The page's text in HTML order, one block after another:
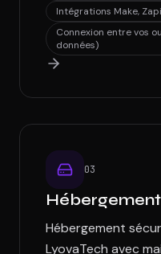
Intégrations Make,
Connexion entre vos
données)
03
Hébergement
Hébergement
LyovaTech avec